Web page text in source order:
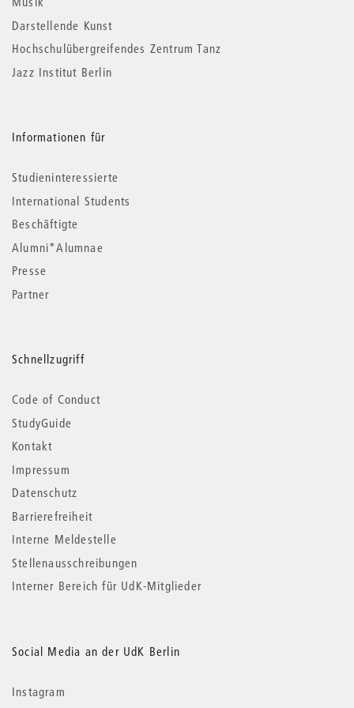
Darstellende Kunst
Hochschulübergreifendes Zentrum Tanz
Jazz Institut Berlin
Informationen für
Studieninteressierte
International Students
Beschäftigte
Alumni*Alumnae
Presse
Partner
Schnellzugriff
Code of Conduct
StudyGuide
Kontakt
Impressum
Datenschutz
Barrierefreiheit
Interne Meldestelle
Stellenausschreibungen
Interner Bereich für UdK-Mitglieder
Social Media an der UdK Berlin
Instagram